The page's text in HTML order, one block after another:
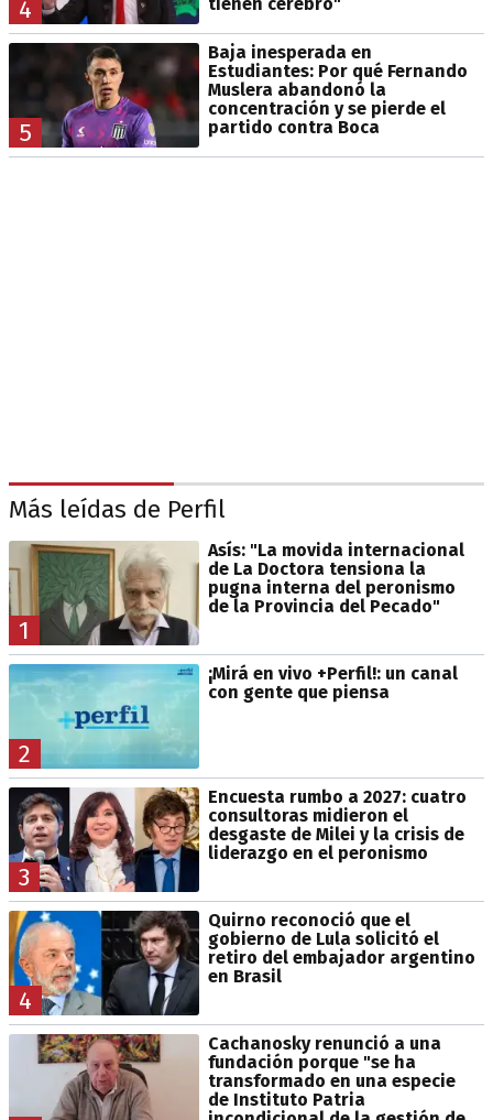
4
5
Baja inesperada en
Estudiantes: Por qué Fernando
Muslera abandonó la
concentración y se pierde el
partido contra Boca
Más leídas de Perfil
1
Asís: "La movida internacional
de La Doctora tensiona la
pugna interna del peronismo
de la Provincia del Pecado"
2
¡Mirá en vivo +Perfil!: un canal
con gente que piensa
3
Encuesta rumbo a 2027: cuatro
consultoras midieron el
desgaste de Milei y la crisis de
liderazgo en el peronismo
4
Quirno reconoció que el
gobierno de Lula solicitó el
retiro del embajador argentino
en Brasil
Cachanosky renunció a una
fundación porque "se ha
transformado en una especie
de Instituto Patria